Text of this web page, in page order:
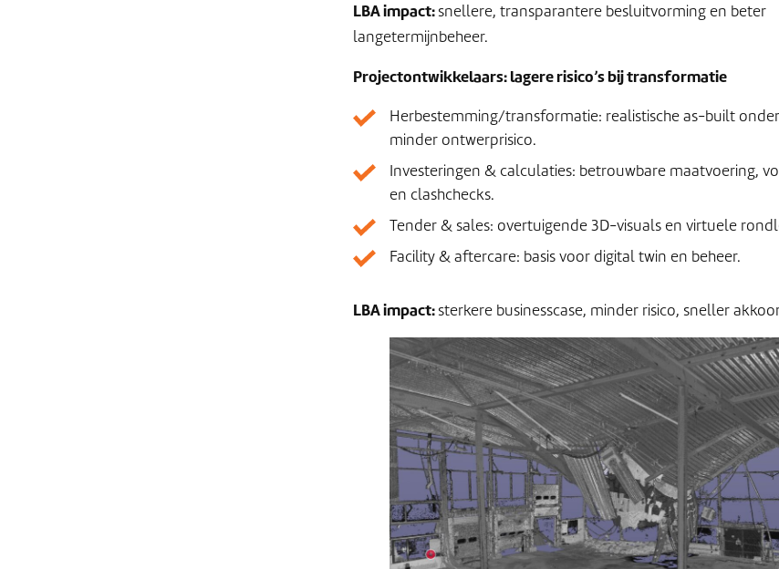
LBA impact:snellere, transparantere besluitvorming en beter
langetermijnbeheer.
Projectontwikkelaars: lagere risico’s bij transformatie
Herbestemming/transformatie: realistische as-built
minder ontwerprisico.
Investeringen & calculaties: betrouwbare maatvoering,
en clashchecks.
Tender & sales: overtuigende 3D-visuals en virtuele
Facility & aftercare: basis voor digital twin en beheer.
LBA impact:sterkere businesscase, minder risico, sneller